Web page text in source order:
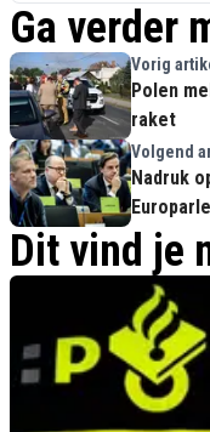
Ga verder
Vorig
Polen
raket
Volgend
Nadruk
Dit vind je